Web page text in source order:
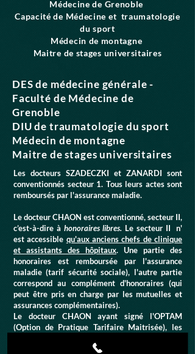
Médecine de Grenoble
Capacité de Médecine et traumatologie
du sport
Médecin de montagne
Maitre de stages universitaires
DES de médecine générale -
Faculté de Médecine de
Grenoble
DIU de traumatologie du sport
Médecin de montagne
Maitre de stages universitaires
Les docteurs SZADECZKI et ZANARDI sont
conventionnés secteur 1. Tous leurs actes sont
remboursés par l'assurance maladie.
Le docteur CHAON est conventionné, secteur II,
c’est-à-dire à honoraires libres. Le secteur II n'
est accessible qu'aux anciens chefs de clinique
et assistants des hôpitaux. Une partie des
honoraires est remboursée par l'assurance
maladie (tarif sécurité sociale), l'autre partie
correspond au complément d'honoraires (qui
peut être pris en charge par les mutuelles et
assurances complémentaires).
Le docteur CHAON ayant signé l'OPTAM
(Option de Pratique Tarifaire Maitrisée), les
d’honoraires par la mutuelle ne sont pas limités